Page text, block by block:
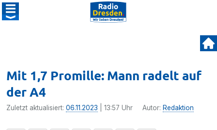
Mit 1,7 Promille: Mann radelt auf
der A4
Zuletzt aktualisiert:06.11.2023 | 13:57 Uhr Autor: Redaktion